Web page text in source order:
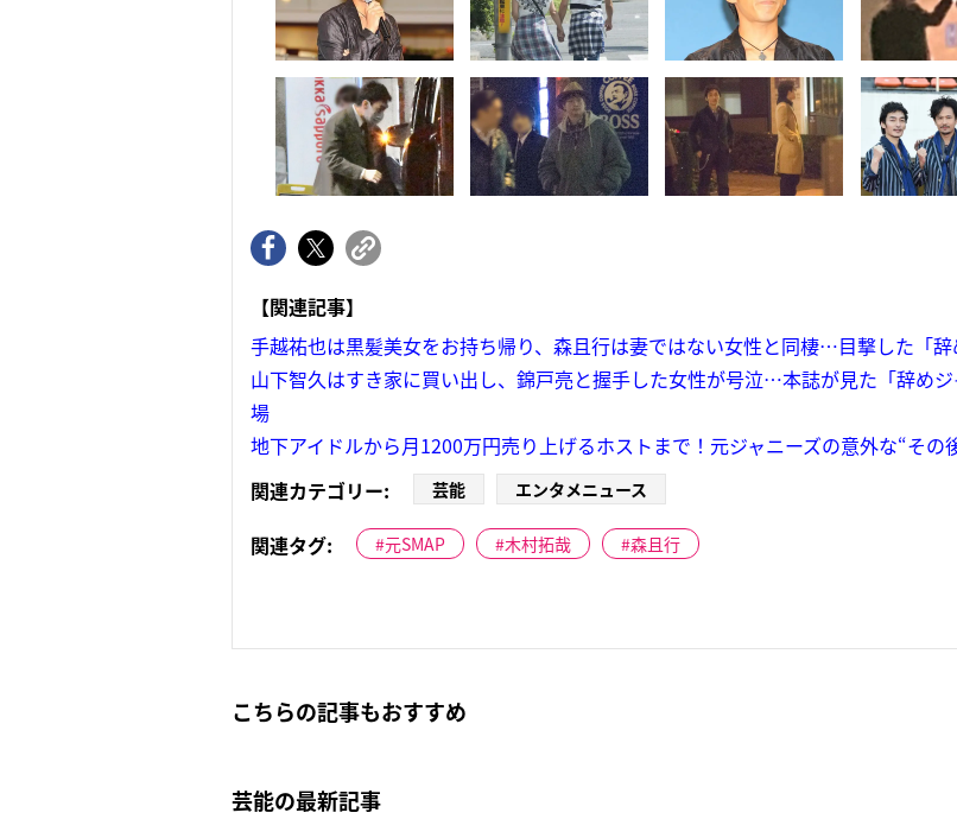
【関連記事】
手越祐也は黒髪美女をお持ち帰り、森且行は妻ではない女性と同棲…目撃した「
山下智久はすき家に買い出し、錦戸亮と握手した女性が号泣…本誌が見た「辞め
場
地下アイドルから月1200万円売り上げるホストまで！元ジャニーズの意外な“その
関連カテゴリー:
芸能 エンタメニュース
関連タグ: 元SMAP 木村拓哉 森且行
こちらの記事もおすすめ
芸能の最新記事